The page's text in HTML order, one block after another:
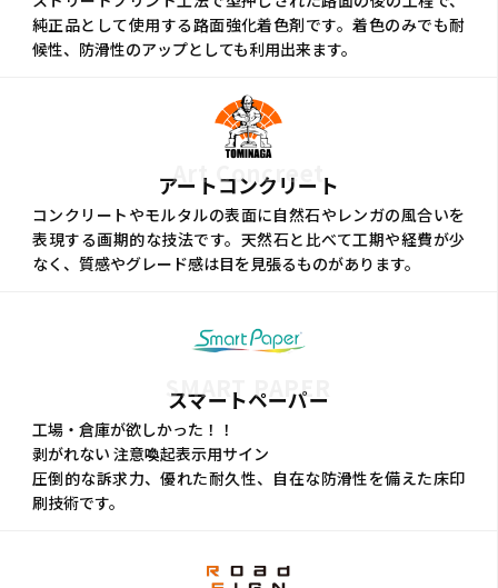
純正品として使用する路面強化着色剤です。着色のみでも耐
候性、防滑性のアップとしても利用出来ます。
Art Concreet
アートコンクリート
コンクリートやモルタルの表面に自然石やレンガの風合いを
表現する画期的な技法です。天然石と比べて工期や経費が少
なく、質感やグレード感は目を見張るものがあります。
SMART PAPER
スマートペーパー
工場・倉庫が欲しかった！！
剥がれない 注意喚起表示用サイン
圧倒的な訴求力、優れた耐久性、自在な防滑性を備えた床印
刷技術です。